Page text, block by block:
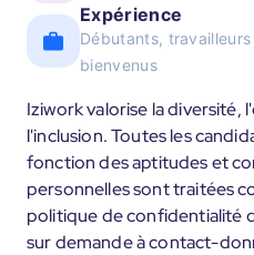
Expérience
Débutants,
bienvenus
Iziwork valorise la diversité,
l'inclusion. Toutes les
fonction des aptitudes et
personnelles sont traitées
politique de confidentialité
sur demande à contact-